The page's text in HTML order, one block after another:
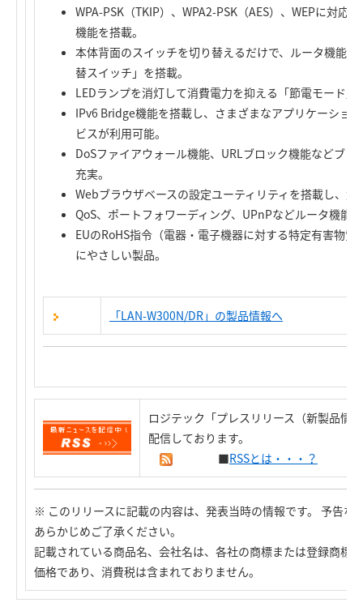
WPA-PSK（TKIP）、WPA2-PSK（AES）、WEPに対応
機能を搭載。
本体背面のスイッチを切り替えるだけで、ルータ機能
替スイッチ」を搭載。
LEDランプを消灯して消費電力を抑える「節電モード」
IPv6 Bridge機能を搭載し、さまざまなアプリケーショ
ビスが利用可能。
DoSファイアウォール機能、URLブロック機能などブ
充実。
Webブラウザベースの設定ユーティリティを搭載し、
QoS、ポートフォワーディング、UPnPなどルータ機能
EUのRoHS指令（電器・電子機器に対する特定有害物
にやさしい製品。
「LAN-W300N/DR」の製品情報へ
ロジテック「プレスリリース（新製品情
配信しております。
■RSSとは・・・？
※ このリリースに記載の内容は、発表当時の情報です。 予告な
あらかじめご了承ください。
記載されている商品名、会社名は、各社の商標または登録商標
価格であり、消費税は含まれておりません。